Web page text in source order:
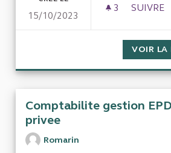
15/10/2023
3 3
SUIVRE
VOIR LA
Comptabilite gestion
privee
Romarin